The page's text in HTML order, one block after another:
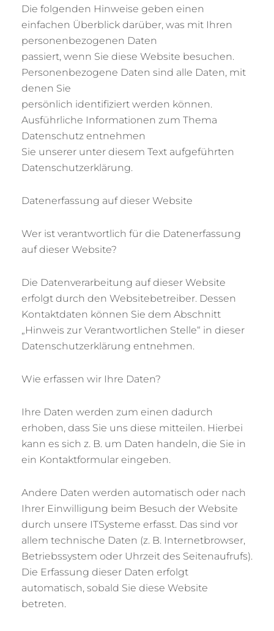
Die folgenden Hinweise geben einen
einfachen Überblick darüber, was mit Ihren
personenbezogenen Daten
passiert, wenn Sie diese Website besuchen.
Personenbezogene Daten sind alle Daten, mit
denen Sie
persönlich identifiziert werden können.
Ausführliche Informationen zum Thema
Datenschutz entnehmen
Sie unserer unter diesem Text aufgeführten
Datenschutzerklärung.
Datenerfassung auf dieser Website
Wer ist verantwortlich für die Datenerfassung
auf dieser Website?
Die Datenverarbeitung auf dieser Website
erfolgt durch den Websitebetreiber. Dessen
Kontaktdaten können Sie dem Abschnitt
„Hinweis zur Verantwortlichen Stelle“ in dieser
Datenschutzerklärung entnehmen.
Wie erfassen wir Ihre Daten?
Ihre Daten werden zum einen dadurch
erhoben, dass Sie uns diese mitteilen. Hierbei
kann es sich z. B. um Daten handeln, die Sie in
ein Kontaktformular eingeben.
Andere Daten werden automatisch oder nach
Ihrer Einwilligung beim Besuch der Website
durch unsere ITSysteme erfasst. Das sind vor
allem technische Daten (z. B. Internetbrowser,
Betriebssystem oder Uhrzeit des Seitenaufrufs).
Die Erfassung dieser Daten erfolgt
automatisch, sobald Sie diese Website
betreten.